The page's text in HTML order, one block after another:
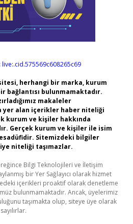
live:.cid.575569c608265c69
herhangi bir marka, kurum
bağlantısı bulunmamaktadır.
makaleler
yer alan içerikler haber niteliği
kurum ve kişiler hakkında
Gerçek kurum ve kişiler ile isim
Sitemizdeki bilgiler
niteliği taşımazlar.
Bilgi Teknolojileri ve İletişim
bir Yer Sağlayıcı olarak hizmet
içerikleri proaktif olarak denetleme
bulunmamaktadır. Ancak, üyelerimiz
taşımakta olup, siteye üye olarak